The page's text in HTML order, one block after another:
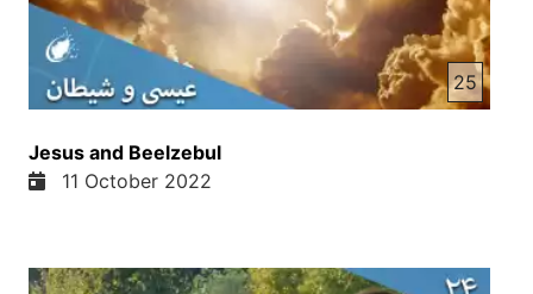
نیکو از خزانه نیکو درونه خشنیکی و مرد بد از خزانه بد
درونه خود بدی ببار میاورد بدانید که در روز دواری همه
مردم باید جواب هر سخن بیهودهی را که گفتند بدهند زیرا
متابق سخن خود یا براعت خواهند یافت و یا ملامت
فکر کنیم یک اختار و یک عجدار بسیار خوب هست
بخاطر که شاید جان بسیاری مردم و ما میگن که ما
میتونن این سوال را پرسان میکنم چطور میتونی به ما
25
Jesus and Beelzebul
11 October 2022